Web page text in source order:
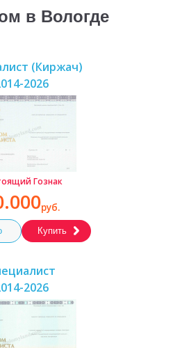
в Вологде
(Киржач)
2026
Гознак
руб.
Купить
2026